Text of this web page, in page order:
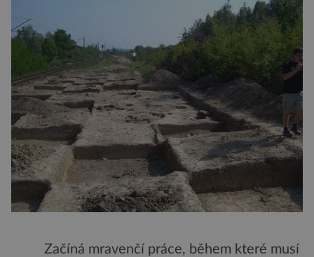
Začíná mravenčí práce, během které musí